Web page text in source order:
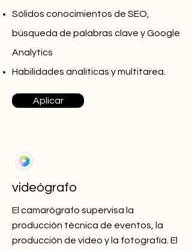
Sólidos conocimientos de SEO,
búsqueda de palabras clave y Google
Analytics
Habilidades analíticas y multitarea.
Aplicar
videógrafo
El camarógrafo supervisa la
producción técnica de eventos, la
producción de video y la fotografía. El